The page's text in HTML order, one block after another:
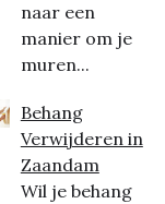
naar een
manier om je
muren...
Behang
Verwijderen in
Zaandam
Wil je behang